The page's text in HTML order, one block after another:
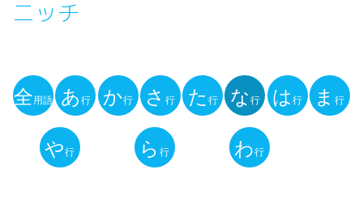
ニッチ
用
全用語 あ行 か行 さ行 た 行 な行 は行 ま行
や行 ら 行 わ行